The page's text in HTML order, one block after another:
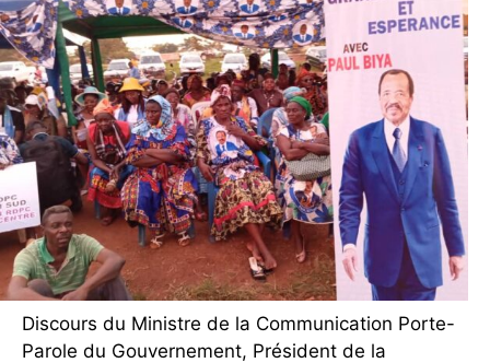
Discours du Ministre de la Communication Porte-
Parole du Gouvernement, Président de la